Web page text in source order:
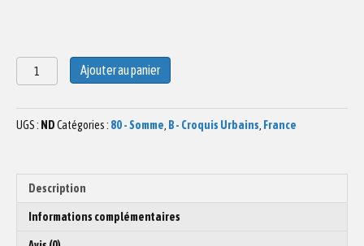
quantité
de
villas
Mers
Ajouter au panier
UGS : NDCatégories : 80 - Somme, B - Croquis Urbains, France
Description
Informations complémentaires